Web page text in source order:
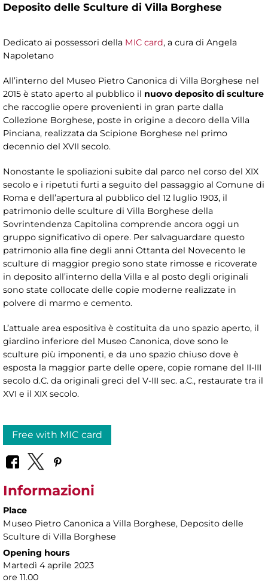
Deposito delle Sculture di Villa Borghese
Dedicato ai possessori della MIC card, a cura di Angela
Napoletano
All’interno del Museo Pietro Canonica di Villa Borghese nel
2015 è stato aperto al pubblico il nuovo deposito di sculture
che raccoglie opere provenienti in gran parte dalla
Collezione Borghese, poste in origine a decoro della Villa
Pinciana, realizzata da Scipione Borghese nel primo
decennio del XVII secolo.
Nonostante le spoliazioni subite dal parco nel corso del XIX
secolo e i ripetuti furti a seguito del passaggio al Comune di
Roma e dell’apertura al pubblico del 12 luglio 1903, il
patrimonio delle sculture di Villa Borghese della
Sovrintendenza Capitolina comprende ancora oggi un
gruppo significativo di opere. Per salvaguardare questo
patrimonio alla fine degli anni Ottanta del Novecento le
sculture di maggior pregio sono state rimosse e ricoverate
in deposito all’interno della Villa e al posto degli originali
sono state collocate delle copie moderne realizzate in
polvere di marmo e cemento.
L’attuale area espositiva è costituita da uno spazio aperto, il
giardino inferiore del Museo Canonica, dove sono le
sculture più imponenti, e da uno spazio chiuso dove è
esposta la maggior parte delle opere, copie romane del II-III
secolo d.C. da originali greci del V-III sec. a.C., restaurate tra il
XVI e il XIX secolo.
Free with MIC card
Informazioni
Place
Museo Pietro Canonica a Villa Borghese, Deposito delle
Sculture di Villa Borghese
Opening hours
Martedì 4 aprile 2023
ore 11.00